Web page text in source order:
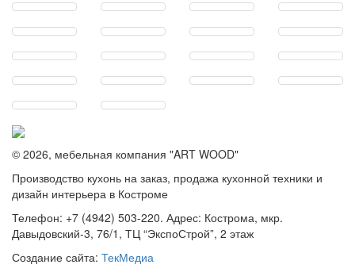
© 2026, мебельная компания "ART WOOD"
Производство кухонь на заказ, продажа кухонной техники и
дизайн интерьера в Костроме
Телефон: +7 (4942) 503-220. Адрес: Кострома, мкр.
Давыдовский-3, 76/1, ТЦ “ЭкспоСтрой”, 2 этаж
Создание сайта: ТекМедиа